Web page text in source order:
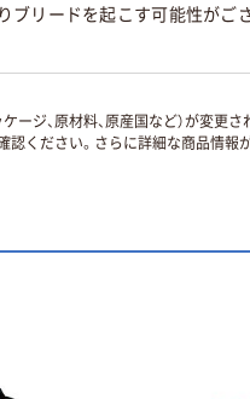
ブリードを起こす可能性がご
ジ、原材料、原産国など）が変更
ください。さらに詳細な商品情報